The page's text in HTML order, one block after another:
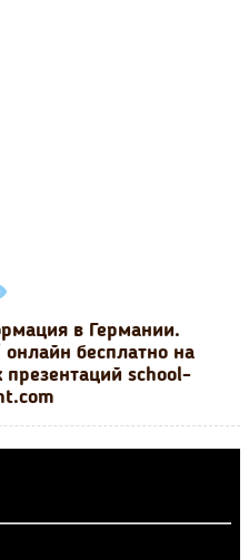
в Германии.
бесплатно на
презентаций school-